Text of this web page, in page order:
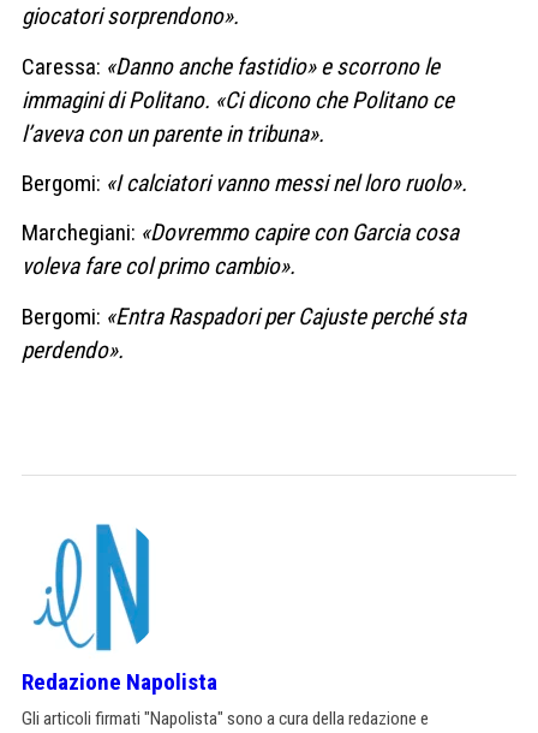
giocatori sorprendono».
Caressa: «Danno anche fastidio» e scorrono le
immagini di Politano. «Ci dicono che Politano ce
l’aveva con un parente in tribuna».
Bergomi: «I calciatori vanno messi nel loro ruolo».
Marchegiani: «Dovremmo capire con Garcia cosa
voleva fare col primo cambio».
Bergomi: «Entra Raspadori per Cajuste perché sta
perdendo».
Redazione Napolista
Gli articoli firmati "Napolista" sono a cura della redazione e